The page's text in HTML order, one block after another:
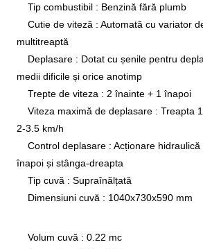
Tip combustibil : Benzină fără plumb
Cutie de viteză : Automată cu variator
multitreaptă
Deplasare : Dotat cu șenile pentru
medii dificile și orice anotimp
Trepte de viteza : 2 înainte + 1 înapoi
Viteza maximă de deplasare : Treapta
2-3.5 km/h
Control deplasare : Acționare
înapoi și stânga-dreapta
Tip cuvă : Supraînălțată
Dimensiuni cuvă : 1040x730x590 mm
Volum cuvă : 0.22 mc